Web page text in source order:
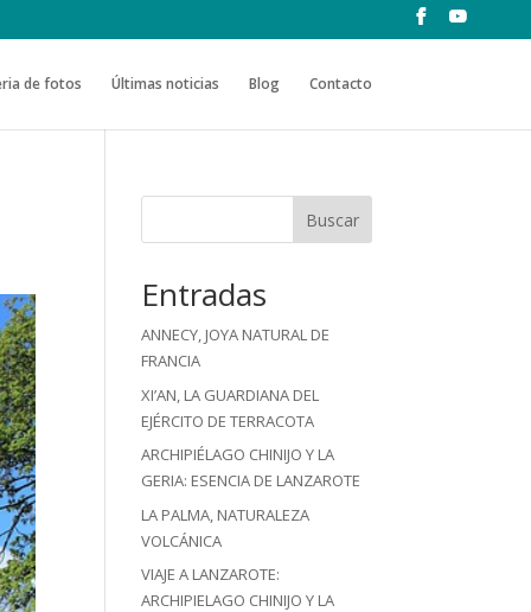
de fotos Últimas noticias Blog Contacto
Buscar
Entradas
ANNECY, JOYA NATURAL DE
FRANCIA
XI’AN, LA GUARDIANA DEL
EJÉRCITO DE TERRACOTA
ARCHIPIÉLAGO CHINIJO Y LA
GERIA: ESENCIA DE LANZAROTE
LA PALMA, NATURALEZA
VOLCÁNICA
VIAJE A LANZAROTE:
ARCHIPIELAGO CHINIJO Y LA